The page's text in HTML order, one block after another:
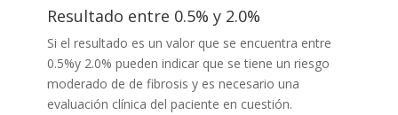
Resultado entre 0.5% y 2.0%
Si el resultado es un valor que se encuentra entre
0.5%y 2.0% pueden indicar que se tiene un riesgo
moderado de de fibrosis y es necesario una
evaluación clínica del paciente en cuestión.